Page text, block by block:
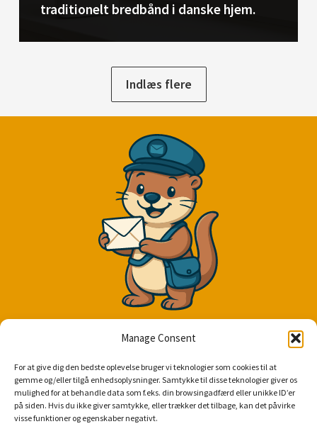
Manage Consent
For at give dig den bedste oplevelse bruger vi teknologier som cookies til at
gemme og/eller tilgå enhedsoplysninger. Samtykke til disse teknologier giver os
mulighed for at behandle data som f.eks. din browsingadfærd eller unikke ID’er
på siden. Hvis du ikke giver samtykke, eller trækker det tilbage, kan det påvirke
visse funktioner og egenskaber negativt.
traditionelt bredbånd i danske hjem.
Indlæs flere
Få de seneste tilbud